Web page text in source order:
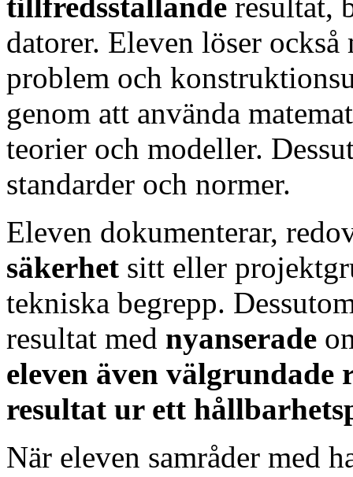
datorer. Eleven löser
problem och
genom att använda
teorier och modeller.
standarder och normer.
Eleven dokumenterar,
säkerhet sitt eller
tekniska begrepp.
resultat med nyanserade
eleven även
resultat ur ett
När eleven samråder med